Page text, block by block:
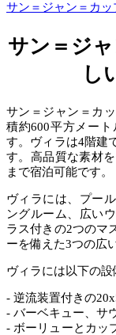
サン＝ジャン＝カ
サン＝ジ
し
サン＝ジャン＝カ
積約600平方メー
す。ヴィラは4階建
す。高品質な素材
まで宿泊可能です。
ヴィラには、プー
ングルーム、広い
ラス付きの2つのマ
ーを備えた3つの広
ヴィラには以下の
- 逆流装置付きの
- バーベキュー、サ
- ボーリューとカッ